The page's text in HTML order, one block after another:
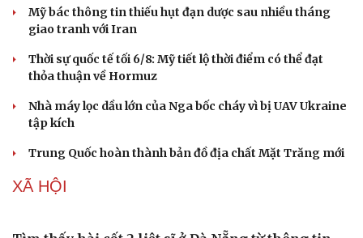
Doanh nhân
Vì cộng đồng
Trải nghiệm
Mỹ bác thông tin thiếu hụt đạn dược sau nhiều tháng
giao tranh với Iran
Thời sự quốc tế tối 6/8: Mỹ tiết lộ thời điểm có thể đạt
thỏa thuận về Hormuz
Nhà máy lọc dầu lớn của Nga bốc cháy vì bị UAV Ukraine
tập kích
Trung Quốc hoàn thành bản đồ địa chất Mặt Trăng mới
XÃ HỘI